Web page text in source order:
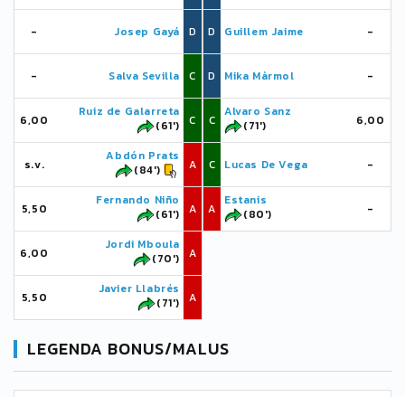
- Josep Gayá D
- Salva Sevilla C
6,00
Ruiz de Galarreta
(61')
C
s.v.
Abdón Prats
(84')
A
5,50
Fernando Niño
(61')
A
6,00
Jordi Mboula
(70')
A
5,50
Javier Llabrés
(71')
A
D Guillem Jaime -
D Mika Màrmol -
C
Alvaro Sanz
(71')
6,00
C Lucas De Vega -
A
Estanis
(80')
-
LEGENDA BONUS/MALUS